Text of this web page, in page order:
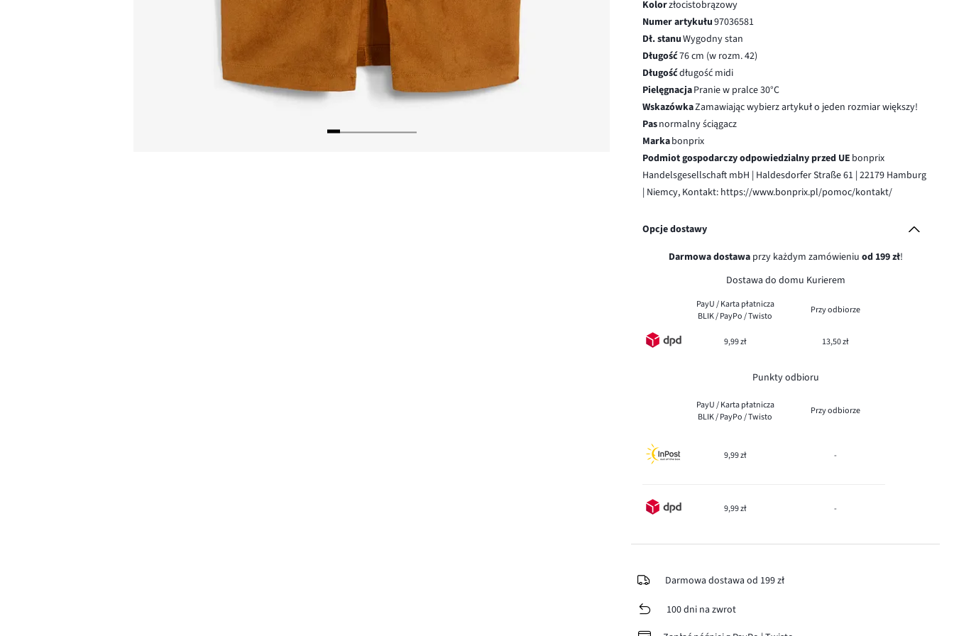
Kolorzłocistobrązowy
Numer artykułu97036581
Dł. stanuWygodny stan
Długość76 cm (w rozm. 42)
Długośćdługość midi
PielęgnacjaPranie w pralce 30°C
WskazówkaZamawiając wybierz artykuł o jeden rozmiar większy!
Pasnormalny ściągacz
Markabonprix
Podmiot gospodarczy odpowiedzialny przed UE bonprix
Handelsgesellschaft mbH | Haldesdorfer Straße 61 | 22179 Hamburg
| Niemcy, Kontakt: https://www.bonprix.pl/pomoc/kontakt/
Opcje dostawy
Darmowa dostawaprzy każdym zamówieniu od 199 zł!
Dostawa do domu Kurierem
PayU / Karta płatnicza
BLIK / PayPo / Twisto
Przy odbiorze
9,99 zł 13,50 zł
Punkty odbioru
PayU / Karta płatnicza
BLIK / PayPo / Twisto
Przy odbiorze
9,99 zł -
9,99 zł -
Darmowa dostawa od 199 zł
100 dni na zwrot